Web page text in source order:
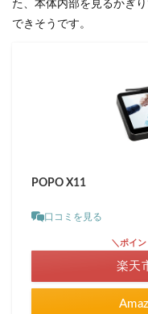
た、本体内部を見るかぎ
できそうです。
POPO X11
口コミを見る
＼ポイ
楽天